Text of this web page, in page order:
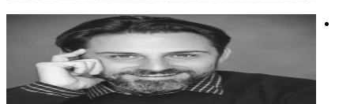
ישי רזיאל
מפיק מוזיקלי, קריין, יוצר תוכן ואמן בינה מלאכותית
מפיק מוזיקלי, קריין, יוצר תוכן ואמן בינה מלאכותית